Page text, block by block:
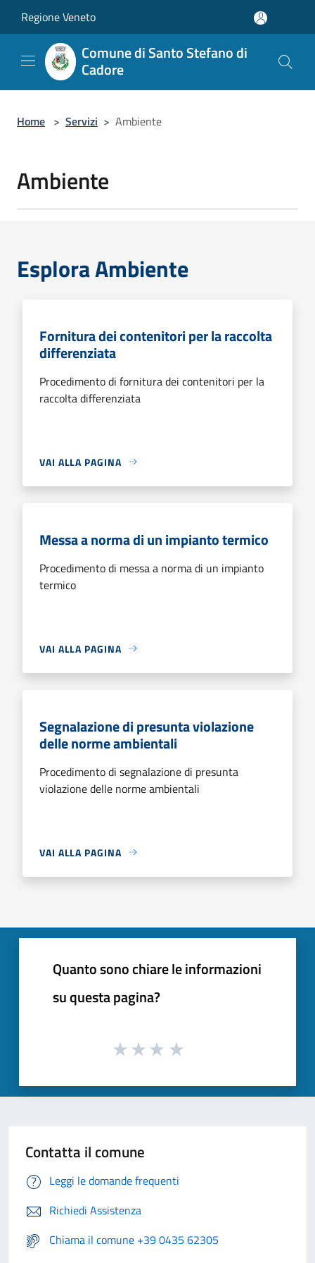
Regione Veneto
Comune di Santo Stefano di
Cadore
Home > Servizi > Ambiente
Ambiente
Esplora Ambiente
Fornitura dei contenitori per la raccolta
differenziata
Procedimento di fornitura dei contenitori per la
raccolta differenziata
VAI ALLA PAGINA
Messa a norma di un impianto termico
Procedimento di messa a norma di un impianto
termico
VAI ALLA PAGINA
Segnalazione di presunta violazione
delle norme ambientali
Procedimento di segnalazione di presunta
violazione delle norme ambientali
VAI ALLA PAGINA
Quanto sono chiare le informazioni
su questa pagina?
Contatta il comune
Leggi le domande frequenti
Richiedi Assistenza
Chiama il comune +39 0435 62305